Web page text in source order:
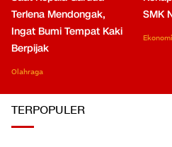
Terlena Mendongak,
Ingat Bumi Tempat Kaki
Berpijak
Olahraga
SMK
Ekonomi
TERPOPULER